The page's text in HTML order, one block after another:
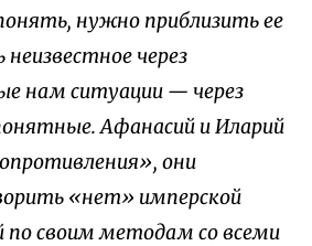
нужно приблизить ее
через
нам ситуации — через
Афанасий и Иларий
они
«нет» имперской
по своим методам со всеми